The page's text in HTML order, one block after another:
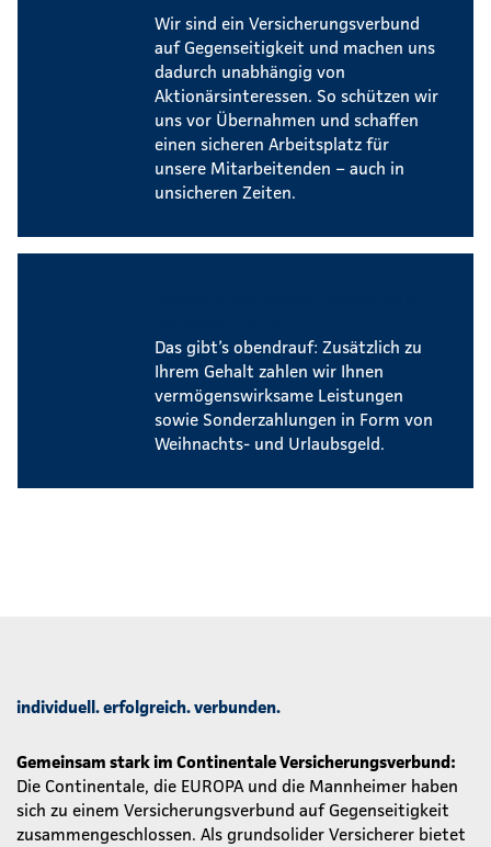
Wir sind ein Versicherungsverbund
auf Gegenseitigkeit und machen uns
dadurch unabhängig von
Aktionärsinteressen. So schützen wir
uns vor Übernahmen und schaffen
einen sicheren Arbeitsplatz für
unsere Mitarbeitenden – auch in
unsicheren Zeiten.
Das gibt’s obendrauf: Zusätzlich zu
Ihrem Gehalt zahlen wir Ihnen
vermögenswirksame Leistungen
sowie Sonderzahlungen in Form von
Weihnachts- und Urlaubsgeld.
individuell. erfolgreich. verbunden.
Gemeinsam stark im Continentale Versicherungsverbund:
Die Continentale, die EUROPA und die Mannheimer haben
sich zu einem Versicherungsverbund auf Gegenseitigkeit
zusammengeschlossen. Als grundsolider Versicherer bietet